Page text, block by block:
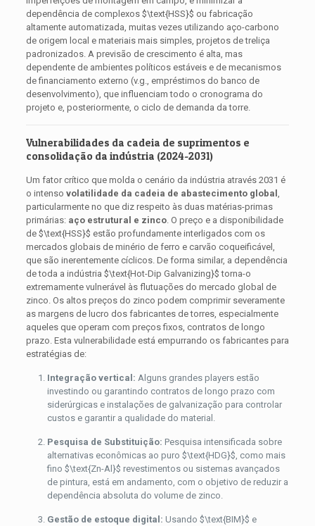
dependência de complexos $\text{HSS}$ ou fabricação
altamente automatizada, muitas vezes utilizando aço-carbono
de origem local e materiais mais simples, projetos de treliça
padronizados. A previsão de crescimento é alta, mas
dependente de ambientes políticos estáveis ​​e de mecanismos
de financiamento externo (v.g., empréstimos do banco de
desenvolvimento), que influenciam todo o cronograma do
projeto e, posteriormente, o ciclo de demanda da torre.
Vulnerabilidades da cadeia de suprimentos e
consolidação da indústria (2024-2031)
Um fator crítico que molda o cenário da indústria através 2031 é
o intenso volatilidade da cadeia de abastecimento global
particularmente no que diz respeito às duas matérias-primas
primárias: aço estrutural e zinco. O preço e a disponibilidade
de $\text{HSS}$ estão profundamente interligados com os
mercados globais de minério de ferro e carvão coqueificável,
que são inerentemente cíclicos. De forma similar, a dependência
de toda a indústria $\text{Hot-Dip Galvanizing}$ torna-o
extremamente vulnerável às flutuações do mercado global de
zinco. Os altos preços do zinco podem comprimir severamente
as margens de lucro dos fabricantes de torres, especialmente
aqueles que operam com preços fixos, contratos de longo
prazo. Esta vulnerabilidade está empurrando os fabricantes para
estratégias de:
Integração vertical: Alguns grandes players estão
investindo ou garantindo contratos de longo prazo com
siderúrgicas e instalações de galvanização para controlar
custos e garantir a qualidade do material.
Pesquisa de Substituição: Pesquisa intensificada sobre
alternativas econômicas ao puro $\text{HDG}$ , como mais
fino $\text{Zn-Al}$ revestimentos ou sistemas avançados
de pintura, está em andamento, com o objetivo de reduzir a
dependência absoluta do volume de zinco.
Gestão de estoque digital: Usando $\text{BIM}$ e